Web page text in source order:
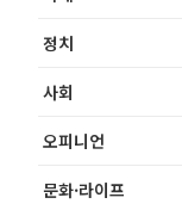
정치
사회
오피니언
문화·라이프